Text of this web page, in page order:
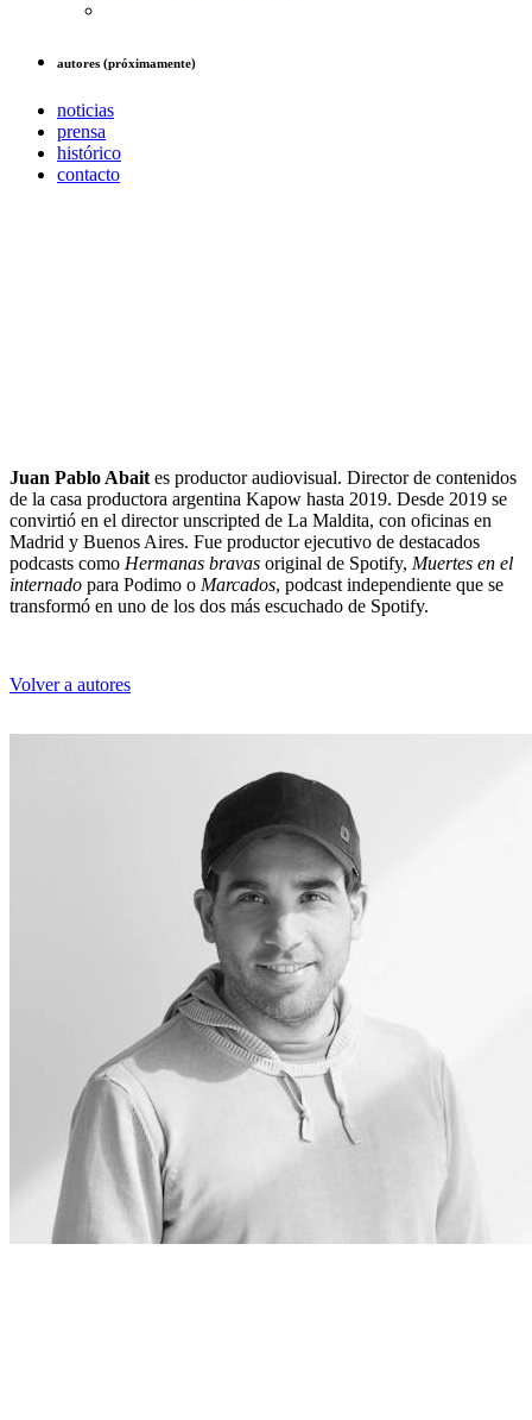
autores (próximamente)
noticias
prensa
histórico
contacto
Juan Pablo Abait
Juan Pablo Abait es productor audiovisual. Director de contenidos
de la casa productora argentina Kapow hasta 2019. Desde 2019 se
convirtió en el director unscripted de La Maldita, con oficinas en
Madrid y Buenos Aires. Fue productor ejecutivo de destacados
podcasts como Hermanas bravas original de Spotify, Muertes en el
internado para Podimo o Marcados, podcast independiente que se
transformó en uno de los dos más escuchado de Spotify.
Volver a autores